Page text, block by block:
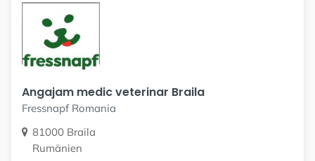
Angajam medic veterinar Braila
Fressnapf Romania
81000 Braila
Rumänien